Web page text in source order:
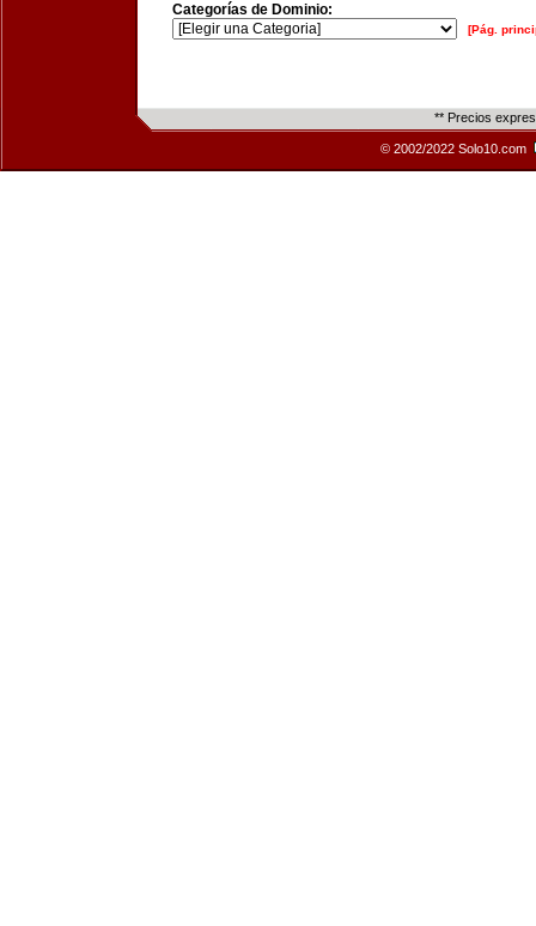
Categorías de Dominio:
[Pág.
** Precios
© 2002/2022 Solo10.com